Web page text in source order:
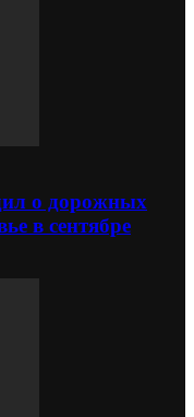
о дорожных
в сентябре